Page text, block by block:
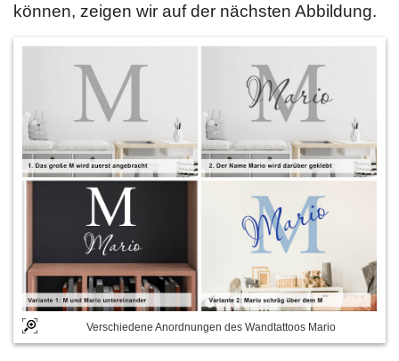
können, zeigen wir auf der nächsten Abbildung.
Verschiedene Anordnungen des Wandtattoos Mario